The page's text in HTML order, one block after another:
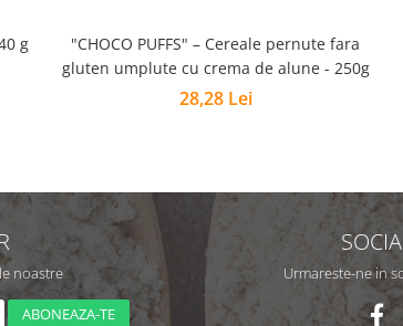
g
"CHOCO PUFFS" – Cereale pernute fara
gluten umplute cu crema de alune - 250g
28,28 Lei
noastre Urmareste-ne in